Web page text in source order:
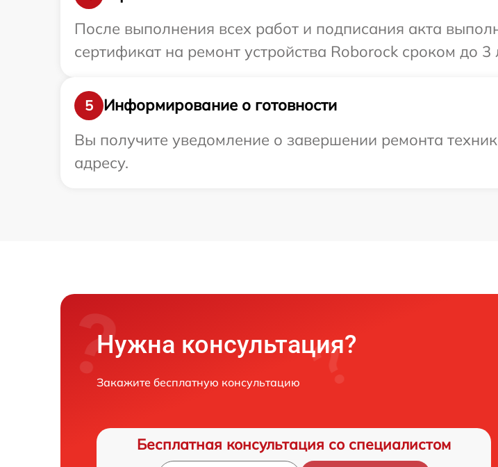
После выполнения всех работ и подписания акта
сертификат на ремонт устройства Roborock сроком до 3
5
Информирование о готовности
Вы получите уведомление о завершении ремонта
адресу.
Нужна консультация?
Закажите бесплатную консультацию
Бесплатная консультация со специалистом